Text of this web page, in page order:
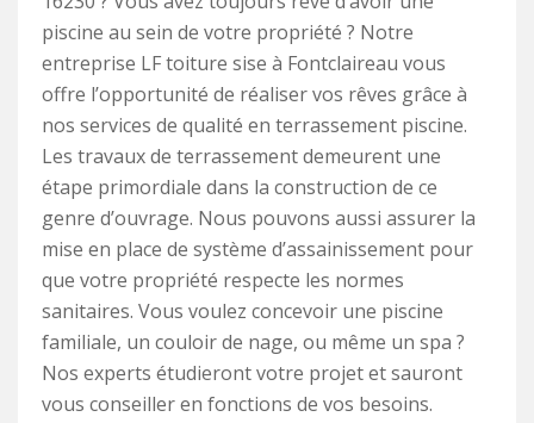
piscine au sein de votre propriété ? Notre
entreprise LF toiture sise à Fontclaireau vous
offre l’opportunité de réaliser vos rêves grâce à
nos services de qualité en terrassement piscine.
Les travaux de terrassement demeurent une
étape primordiale dans la construction de ce
genre d’ouvrage. Nous pouvons aussi assurer la
mise en place de système d’assainissement pour
que votre propriété respecte les normes
sanitaires. Vous voulez concevoir une piscine
familiale, un couloir de nage, ou même un spa ?
Nos experts étudieront votre projet et sauront
vous conseiller en fonctions de vos besoins.